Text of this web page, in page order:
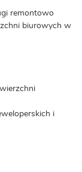
remontowo
biurowych w
i